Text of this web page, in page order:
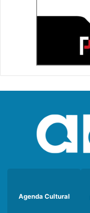
Agenda Cultural